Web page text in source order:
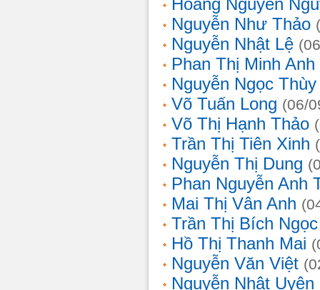
Hoàng Nguyễn
Nguyễn Như Thảo
Nguyễn Nhật Lệ
Phan Thị Minh Anh
Nguyễn Ngọc
Võ Tuấn Long (06/
Võ Thị Hạnh Thảo
Trần Thị Tiên Xinh
Nguyễn Thị Dung
Phan Nguyễn Anh
Mai Thị Vân Anh
Trần Thị Bích Ngọc
Hồ Thị Thanh Mai
Nguyễn Văn Việt
Nguyễn Nhật Uyên